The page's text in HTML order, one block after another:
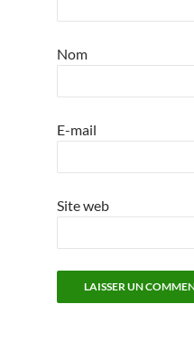
Nom
E-mail
Site web